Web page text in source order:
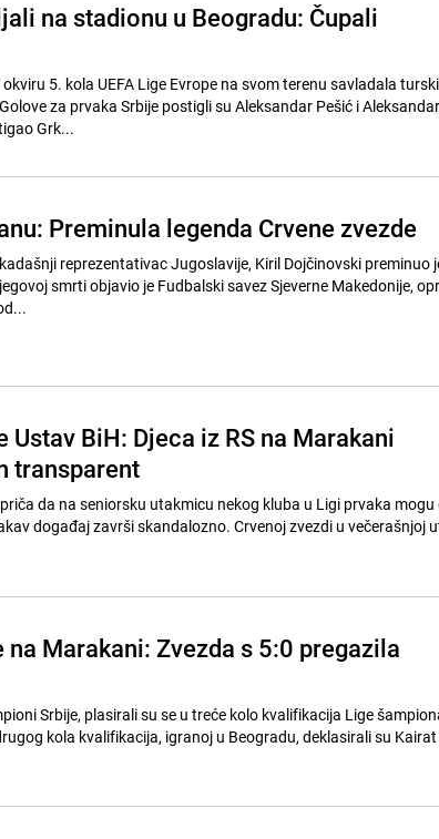
na stadionu u Beogradu: Čupali
5. kola UEFA Lige Evrope na svom terenu savladala turski
za prvaka Srbije postigli su Aleksandar Pešić i
Grk...
Preminula legenda Crvene zvezde
reprezentativac Jugoslavije, Kiril Dojčinovski preminuo
smrti objavio je Fudbalski savez Sjeverne Makedonije,
Ustav BiH: Djeca iz RS na Marakani
transparent
da na seniorsku utakmicu nekog kluba u Ligi prvaka
događaj završi skandalozno. Crvenoj zvezdi u večerašnjoj
Marakani: Zvezda s 5:0 pregazila
Srbije, plasirali su se u treće kolo kvalifikacija Lige
kola kvalifikacija, igranoj u Beogradu, deklasirali su Kairat